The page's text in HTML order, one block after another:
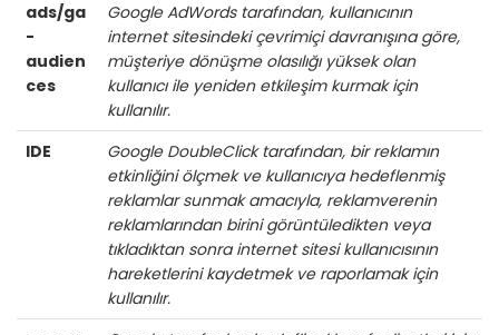
ads/ga
-
audien
ces
Google AdWords tarafından, kullanıcının
internet sitesindeki çevrimiçi davranışına göre,
müşteriye dönüşme olasılığı yüksek olan
kullanıcı ile yeniden etkileşim kurmak için
kullanılır.
IDE
Google DoubleClick tarafından, bir reklamın
etkinliğini ölçmek ve kullanıcıya hedeflenmiş
reklamlar sunmak amacıyla, reklamverenin
reklamlarından birini görüntüledikten veya
tıkladıktan sonra internet sitesi kullanıcısının
hareketlerini kaydetmek ve raporlamak için
kullanılır.